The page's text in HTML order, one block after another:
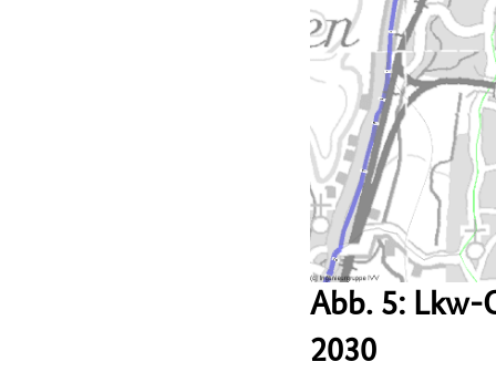
Abb. 5: Lkw-
2030